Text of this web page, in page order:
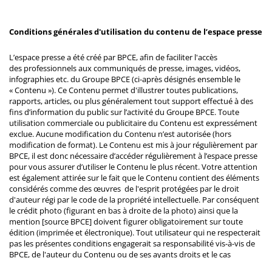
Conditions générales d'utilisation du contenu de l’espace presse
L’espace presse a été créé par BPCE, afin de faciliter l'accès
des professionnels aux communiqués de presse, images, vidéos,
infographies etc. du Groupe BPCE (ci-après désignés ensemble le
« Contenu »). Ce Contenu permet d'illustrer toutes publications,
rapports, articles, ou plus généralement tout support effectué à des
fins d’information du public sur l’activité du Groupe BPCE. Toute
utilisation commerciale ou publicitaire du Contenu est expressément
exclue. Aucune modification du Contenu n’est autorisée (hors
modification de format). Le Contenu est mis à jour régulièrement par
BPCE, il est donc nécessaire d’accéder régulièrement à l’espace presse
pour vous assurer d’utiliser le Contenu le plus récent. Votre attention
est également attirée sur le fait que le Contenu contient des éléments
considérés comme des œuvres de l'esprit protégées par le droit
d'auteur régi par le code de la propriété intellectuelle. Par conséquent
le crédit photo (figurant en bas à droite de la photo) ainsi que la
mention [source BPCE] doivent figurer obligatoirement sur toute
édition (imprimée et électronique). Tout utilisateur qui ne respecterait
pas les présentes conditions engagerait sa responsabilité vis-à-vis de
BPCE, de l'auteur du Contenu ou de ses ayants droits et le cas